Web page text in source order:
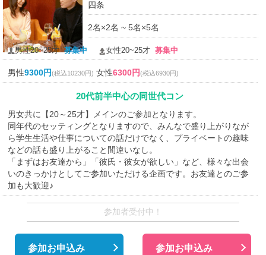
四条
2名×2名 ~ 5名×5名
男性20~25才募集中 女性20~25才募集中
男性9300円(税込10230円) 女性6300円(税込6930円)
20代前半中心の同世代コン
男女共に【20～25才】メインのご参加となります。
同年代のセッティングとなりますので、みんなで盛り上がりなが
ら学生生活や仕事についての話だけでなく、プライベートの趣味
などの話も盛り上がること間違いなし。
「まずはお友達から」「彼氏・彼女が欲しい」など、様々な出会
いのきっかけとしてご参加いただける企画です。お友達とのご参
加も大歓迎♪
参加者受付中！
参加お申込み 参加お申込み